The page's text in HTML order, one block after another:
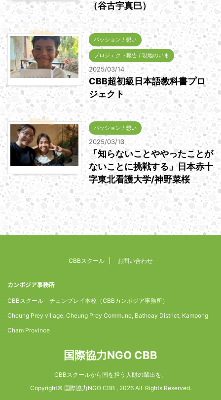
（谷古宇真巳）
パッション / 想い
プロジェクト報告 / 現地のいま
2025/03/14
CBB超初級日本語教科書プロ
ジェクト
パッション / 想い
2025/03/13
「知らないことややったことが
ないことに挑戦する」日本赤十
字東北看護大学/神野菜桜
CBBスクール お問い合わせ
カンボジア事務所
CBBスクール チュンプレイ本校（CBBカンボジア事務所）
Cheung Prey village, Cheung Prey Commune, Batheay District, Kampong
Cham Province
国際協力NGO CBB
CBBスクールから国を担う人財の輩出を。
Copyright© 国際協力NGO CBB , 2026 All Rights Reserved.